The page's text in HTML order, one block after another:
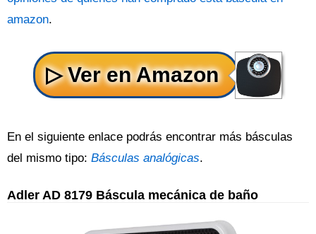
amazon.
En el siguiente enlace podrás encontrar más básculas
del mismo tipo: Básculas analógicas.
Adler AD 8179 Báscula mecánica de baño